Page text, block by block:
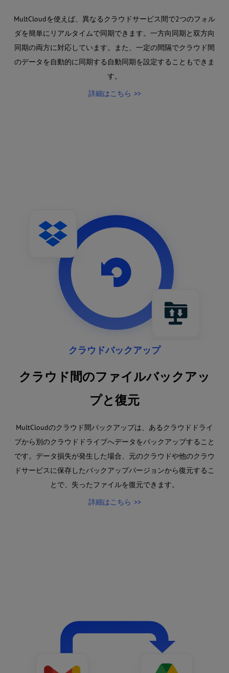
MultCloudを使えば、異なるクラウドサービス間で2つのフォル
ダを簡単にリアルタイムで同期できます。一方向同期と双方向
同期の両方に対応しています。また、一定の間隔でクラウド間
のデータを自動的に同期する自動同期を設定することもできま
す。
詳細はこちら
クラウドバックアップ
クラウド間のファイルバックアッ
プと復元
MultCloudのクラウド間バックアップは、あるクラウドドライ
ブから別のクラウドドライブへデータをバックアップすること
です。データ損失が発生した場合、元のクラウドや他のクラウ
ドサービスに保存したバックアップバージョンから復元するこ
とで、失ったファイルを復元できます。
詳細はこちら